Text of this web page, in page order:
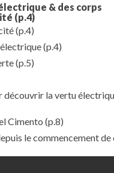
& des corps
(p.4)
(p.4)
(p.4)
(p.5)
découvrir la vertu
Cimento (p.8)
le commencement de